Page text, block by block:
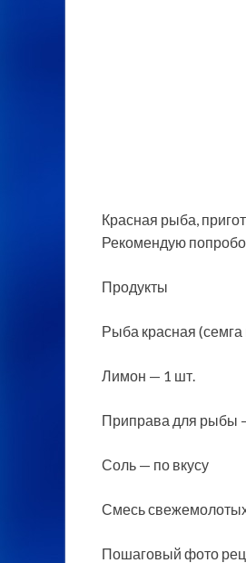
Красная рыба,
Рекомендую
Продукты
Рыба красная
Лимон — 1 шт.
Приправа для рыбы
Соль — по вкусу
Смесь
Пошаговый фото